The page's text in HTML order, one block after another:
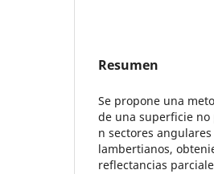
Resumen
Se propone una
de una superficie
n sectores
lambertianos,
reflectancias